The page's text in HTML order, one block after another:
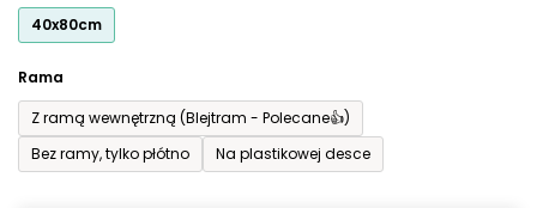
40x80cm
Rama
Z ramą wewnętrzną (Blejtram - Polecane👍)
Bez ramy, tylko płótno
Na plastikowej desce